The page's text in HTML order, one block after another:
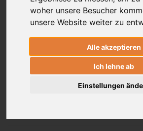
woher unsere Besucher
unsere Website weiter zu
Alle akzeptieren
Ich lehne ab
Einstellungen
Passwort vergessen / Registrieren